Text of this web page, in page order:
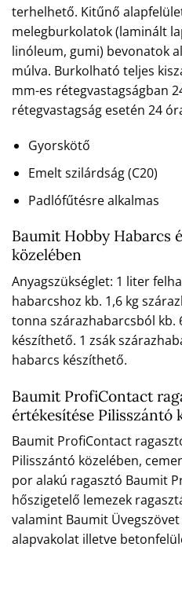
terhelhető. Kitűnő
melegburkolatok (laminált
linóleum, gumi) bevonatok
múlva. Burkolható teljes
mm-es rétegvastagságban
rétegvastagság esetén 24
Gyorskötő
Emelt szilárdság (C20)
Padlófűtésre alkalmas
Baumit Hobby Habarcs
közelében
Anyagszükséglet: 1 liter
habarcshoz kb. 1,6 kg
tonna szárazhabarcsból kb.
készíthető. 1 zsák
habarcs készíthető.
Baumit ProfiContact
értékesítése Pilisszántó
Baumit ProfiContact
Pilisszántó közelében,
por alakú ragasztó Baumit
hőszigetelő lemezek
valamint Baumit
alapvakolat illetve